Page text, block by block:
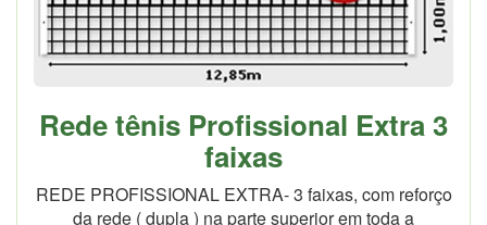
Rede tênis Profissional Extra 3
faixas
REDE PROFISSIONAL EXTRA- 3 faixas, com reforço
da rede ( dupla ) na parte superior em toda a